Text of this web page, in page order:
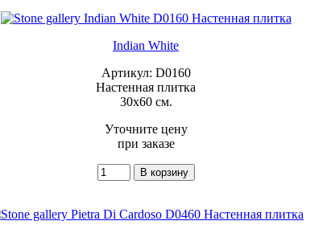
Indian White
Артикул: D0160
Настенная плитка
30x60 см.
Уточните цену
при заказе